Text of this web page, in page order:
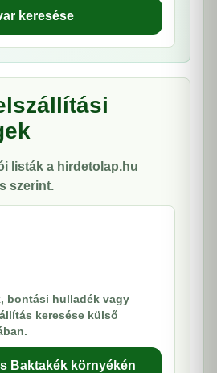
keresése
listák a hirdetolap.hu
szerint.
bontási hulladék vagy
keresése külső
Baktakék környékén